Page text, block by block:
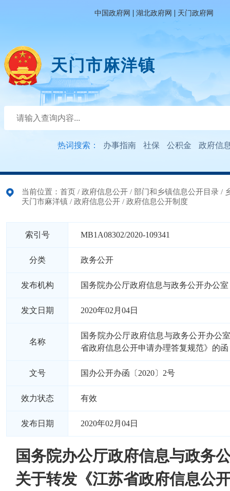
中国政府网 | 湖北政府网 | 天门政府网
天门市麻洋镇
热词搜索： 办事指南 社保 公积金 政府信
当前位置： 首页 / 政府信息公开 / 部门和乡镇信息公开目录 /
天门市麻洋镇 / 政府信息公开 / 政府信息公开制度
索引号 MB1A08302/2020-109341
分类 政务公开
发布机构 国务院办公厅政府信息与政务公开办公室
发文日期 2020年02月04日
名称
国务院办公厅政府信息与政务公开办公
省政府信息公开申请办理答复规范》的函
文号 国办公开办函〔2020〕2号
效力状态 有效
发布日期 2020年02月04日
国务院办公厅政府信息与政务
关于转发《江苏省政府信息公